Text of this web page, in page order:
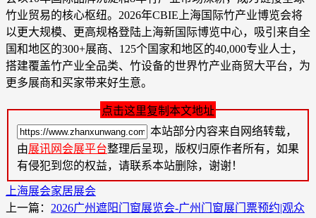
竹业贸易的核心枢纽。2026年CBIE上海国际竹产业博览会将
以更大规模、更高规格登陆上海新国际博览中心，吸引来自全
国和地区的300+展商、125个国家和地区的40,000专业人士，
搭建覆盖竹产业全品类、竹设备的世界竹产业商贸大平台，为
更多展商和买家带来好生意。
点击这里复制本文地址
本站部分内容来自网络转载，
由展讯网会展平台整理后呈现，版权归原作者所有，如果
有侵犯到您的权益，请联系本站删除，谢谢！
上海展会家居展会
上一篇： 2026广州遮阳门窗展览会-广州门窗展门票预约|观众